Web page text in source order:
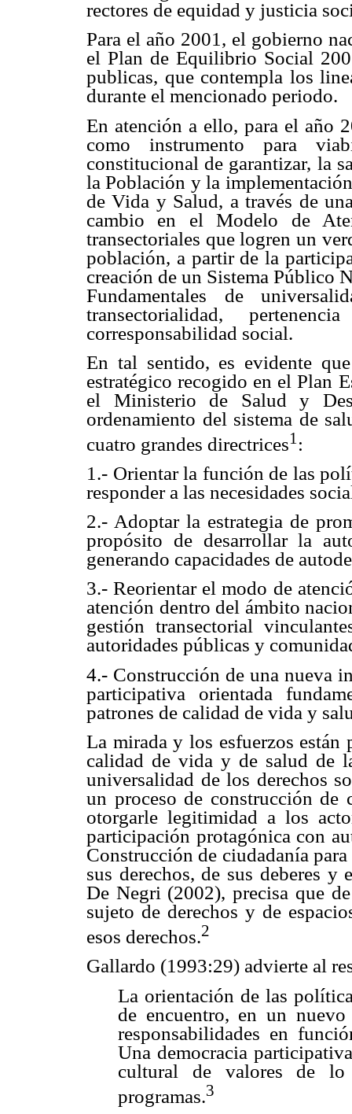
rectores de equidad y justicia
Para el año 2001, el gobierno
el Plan de Equilibrio Social
publicas, que contempla los
durante el mencionado periodo.
En atención a ello, para el año
como instrumento para
constitucional de garantizar, la
la Población y la
de Vida y Salud, a través de
cambio en el Modelo de
transectoriales que logren un
población, a partir de la
creación de un Sistema Público
Fundamentales de
transectorialidad,
corresponsabilidad social.
En tal sentido, es evidente
estratégico recogido en el Plan
el Ministerio de Salud y
ordenamiento del sistema de
cuatro grandes directrices1 :
1.- Orientar la función de las
responder a las necesidades
2.- Adoptar la estrategia de
propósito de desarrollar la
generando capacidades de
3.- Reorientar el modo de
atención dentro del ámbito
gestión transectorial
autoridades públicas y
4.- Construcción de una nueva
participativa orientada
patrones de calidad de vida y
La mirada y los esfuerzos están
calidad de vida y de salud de
universalidad de los derechos
un proceso de construcción de
otorgarle legitimidad a los
participación protagónica con
Construcción de ciudadanía
sus derechos, de sus deberes y
De Negri (2002), precisa que
sujeto de derechos y de
esos derechos.2
Gallardo (1993:29) advierte al
La orientación de las
de encuentro, en un
responsabilidades en
Una democracia
cultural de valores de
programas.3